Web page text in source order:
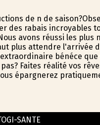
de fin de
des rabais incroyables
avons réussi les plus
plus attendre l'arrivée
bénéfice
Faites réalité vos
épargnerez
SANTE